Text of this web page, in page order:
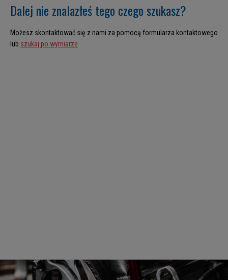
Dalej nie znalazłeś tego czego szukasz?
Możesz skontaktować się z nami za pomocą formularza kontaktowego
lub szukaj po wymiarze